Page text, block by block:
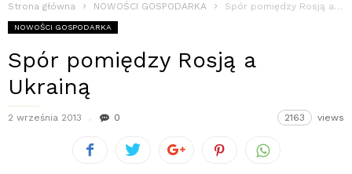
Strona główna NOWOŚCI GOSPODARKA Spór pomiędzy Rosją a Ukrainą
NOWOŚCI GOSPODARKA
Spór pomiędzy Rosją a
Ukrainą
2 września 2013 0 2163 views